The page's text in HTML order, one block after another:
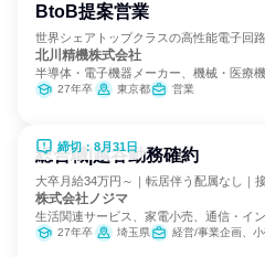
BtoB提案営業
世界シェアトップクラスの高性能電子回
北川精機株式会社
半導体・電子機器メーカー、機械・医療
ーカー27年卒 東京都 営業
締切：8月31日
総合職|越谷勤務確約
大卒月給34万円～｜転居伴う配属なし｜
株式会社ノジマ
生活関連サービス、家電小売、通信・イ
27年卒 埼玉県 経営/事業企画、